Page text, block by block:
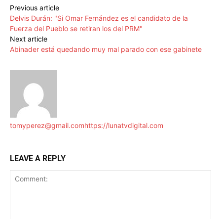
Previous article
Delvis Durán: "Si Omar Fernández es el candidato de la
Fuerza del Pueblo se retiran los del PRM"
Next article
Abinader está quedando muy mal parado con ese gabinete
tomyperez@gmail.comhttps://lunatvdigital.com
LEAVE A REPLY